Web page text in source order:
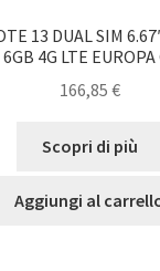
13 DUAL SIM
4G LTE EUROPA
166,85 €
Scopri di più
Aggiungi al